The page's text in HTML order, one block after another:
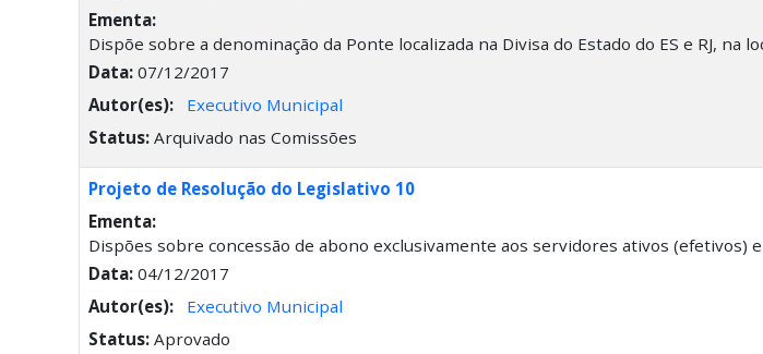
Ementa:
Dispõe sobre a denominação da Ponte localizada na Divisa do Estado do ES e RJ, na
Data:07/12/2017
Autor(es):
Executivo Municipal
Status:Arquivado nas Comissões
Projeto de Resolução do Legislativo 10
Ementa:
Dispões sobre concessão de abono exclusivamente aos servidores ativos (efetivos) e
Data:04/12/2017
Autor(es):
Executivo Municipal
Status:Aprovado